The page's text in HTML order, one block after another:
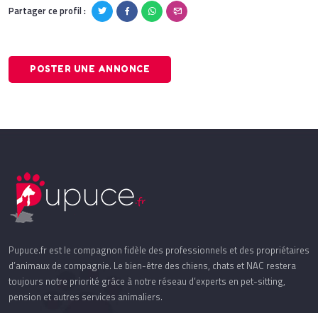
Partager ce profil :
POSTER UNE ANNONCE
Pupuce.fr est le compagnon fidèle des professionnels et des propriétaires
d’animaux de compagnie. Le bien-être des chiens, chats et NAC restera
toujours notre priorité grâce à notre réseau d’experts en pet-sitting,
pension et autres services animaliers.